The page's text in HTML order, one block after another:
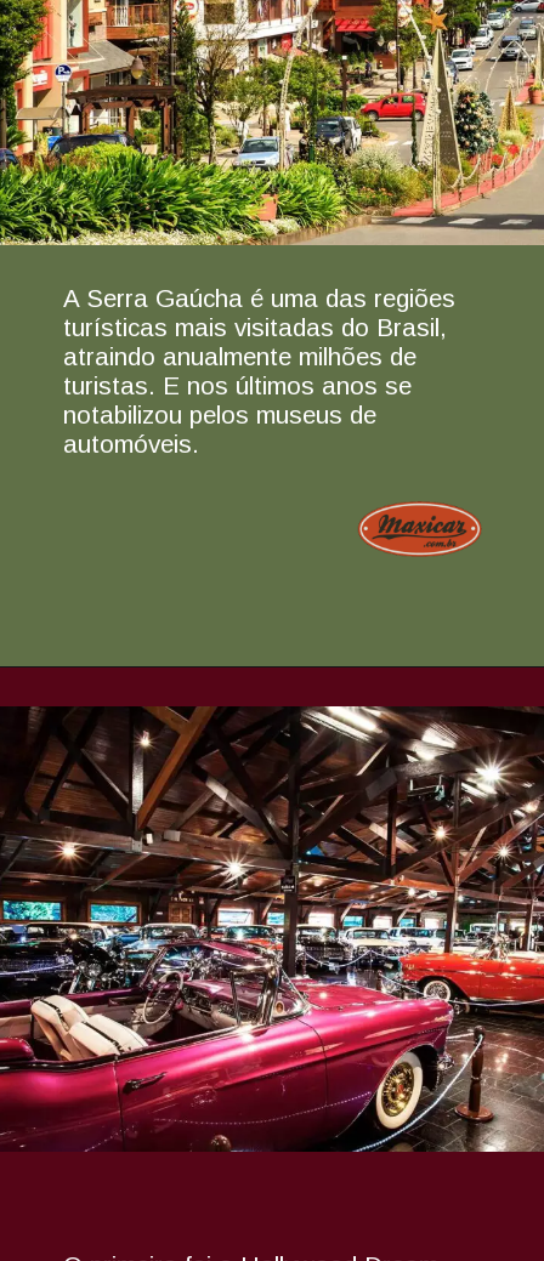
A Serra Gaúcha é uma das regiões
turísticas mais visitadas do Brasil,
atraindo anualmente milhões de
turistas. E nos últimos anos se
notabilizou pelos museus de
automóveis.